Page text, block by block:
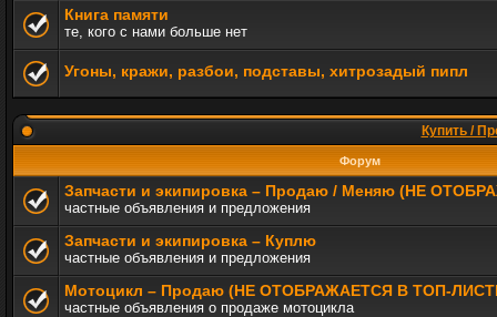
Книга памяти
те, кого с нами больше нет
Угоны, кражи, разбои, подставы, хитрозадый пипл
Купить /
Форум
Запчасти и экипировка – Продаю / Меняю (НЕ
частные объявления и предложения
Запчасти и экипировка – Куплю
частные объявления и предложения
Мотоцикл – Продаю (НЕ ОТОБРАЖАЕТСЯ В ТОП-
частные объявления о продаже мотоцикла